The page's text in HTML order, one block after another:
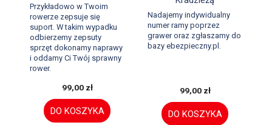
Przykładowo w Twoim
rowerze zepsuje się
suport. W takim wypadku
odbierzemy zepsuty
sprzęt dokonamy naprawy
i oddamy Ci Twój sprawny
rower.
99,00 zł
DO KOSZYKA
Nadajemy indywidualny
numer ramy poprzez
grawer oraz zgłaszamy do
bazy ebezpieczny.pl.
99,00 zł
DO KOSZYKA